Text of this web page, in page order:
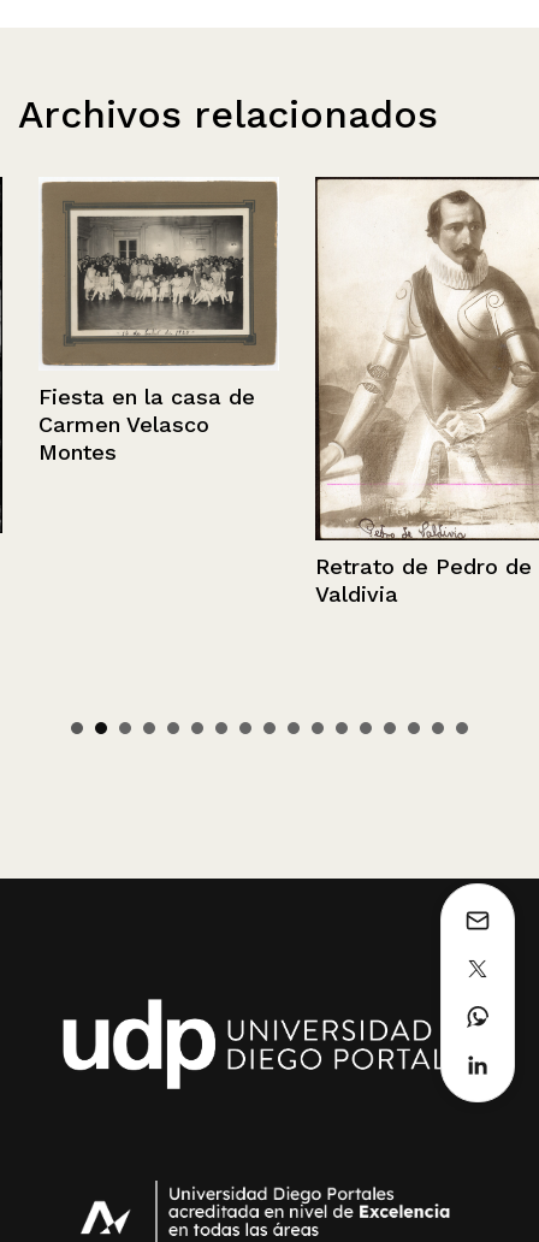
Archivos relacionados
Fiesta en la casa de
Carmen Velasco
Montes
Retrato de Pedro de
Valdivia